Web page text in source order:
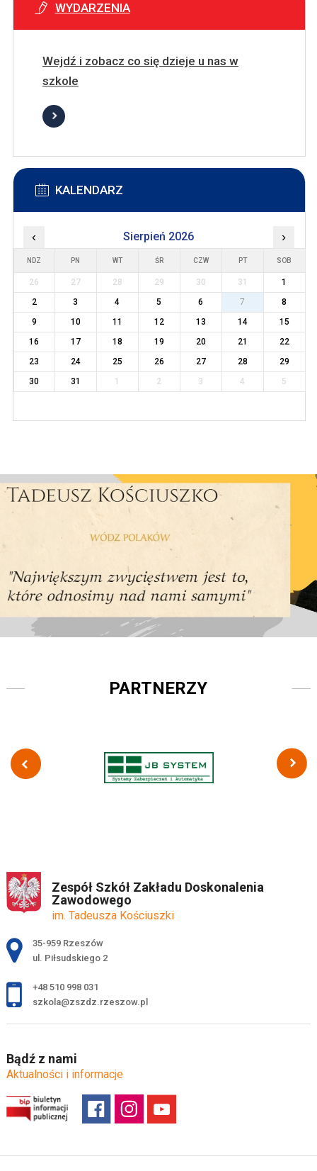
WYDARZENIA
Wejdź i zobacz co się dzieje u nas w
szkole
KALENDARZ
‹ Sierpień 2026 ›
NDZ PN WT ŚR CZW PT SOB
26 27 28 29 30 31
1
2
3 4 5 6 7
8
9
10 11 12 13 14
15
16
17 18 19 20 21
22
23
24 25 26 27 28
29
30
31 1 2 3 4 5
PARTNERZY
Zespół Szkół Zakładu Doskonalenia
Zawodowego
im. Tadeusza Kościuszki
Adres pocztowy:
35-959 Rzeszów
ul. Piłsudskiego 2
+48 510 998 031
szkola@zszdz.rzeszow.pl
Bądź z nami
Aktualności i informacje